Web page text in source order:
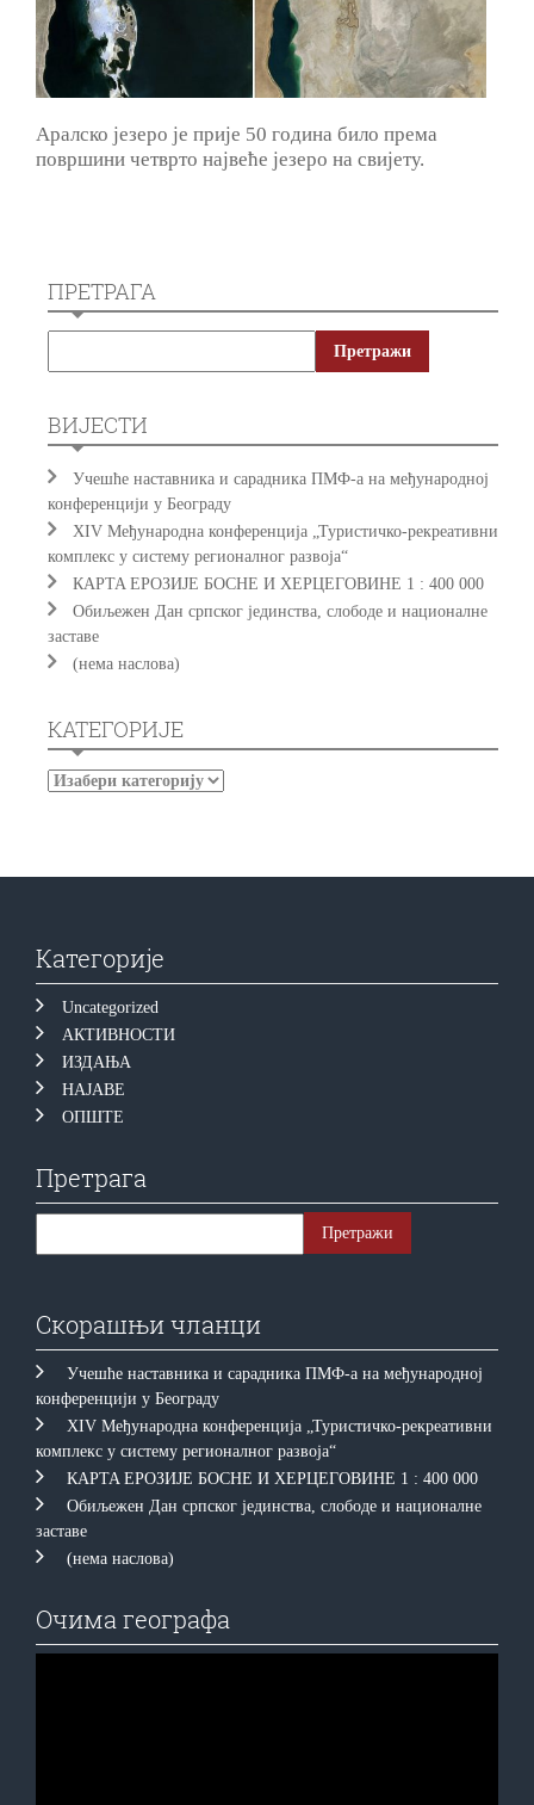
Аралско језеро је прије 50 година било према
површини четврто највеће језеро на свијету.
ПРЕТРАГА
ВИЈЕСТИ
Учешће наставника и сарадника ПМФ-а на међународној
конференцији у Београду
XIV Међународна конференција „Туристичко-рекреативни
комплекс у систему регионалног развоја“
КAРTA EРOЗИJE БOСНE И ХEРЦEГOВИНE 1 : 400 000
Обиљежен Дан српског јединства, слободе и националне
заставе
(нема наслова)
КАТЕГОРИЈЕ
Категорије
Uncategorized
АКТИВНОСТИ
ИЗДАЊА
НАЈАВЕ
ОПШТЕ
Претрага
Скорашњи чланци
Учешће наставника и сарадника ПМФ-а на међународној
конференцији у Београду
XIV Међународна конференција „Туристичко-рекреативни
комплекс у систему регионалног развоја“
КAРTA EРOЗИJE БOСНE И ХEРЦEГOВИНE 1 : 400 000
Обиљежен Дан српског јединства, слободе и националне
заставе
(нема наслова)
Очима географа